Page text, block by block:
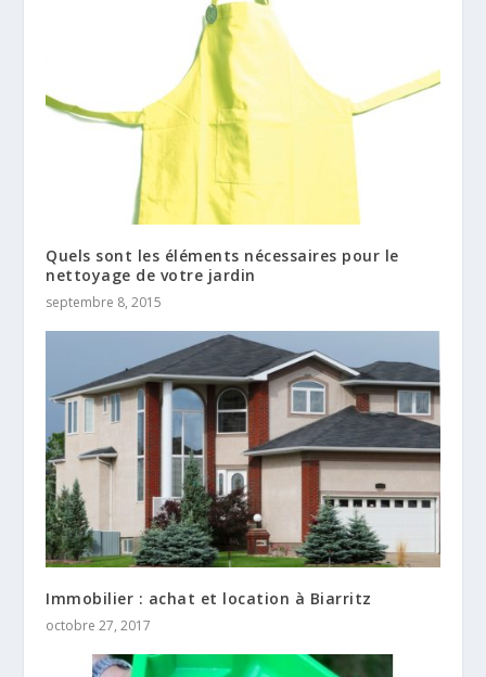
Quels sont les éléments nécessaires pour le
nettoyage de votre jardin
septembre 8, 2015
Immobilier : achat et location à Biarritz
octobre 27, 2017